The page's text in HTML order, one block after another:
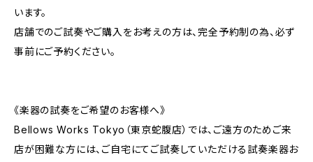
います。
店舗でのご試奏やご購入をお考えの方は、完全予約制の為、必ず
事前にご予約ください。
《楽器の試奏をご希望のお客様へ》
Bellows Works Tokyo（東京蛇腹店）では、ご遠方のためご来
店が困難な方には、ご自宅にてご試奏していただける試奏楽器お